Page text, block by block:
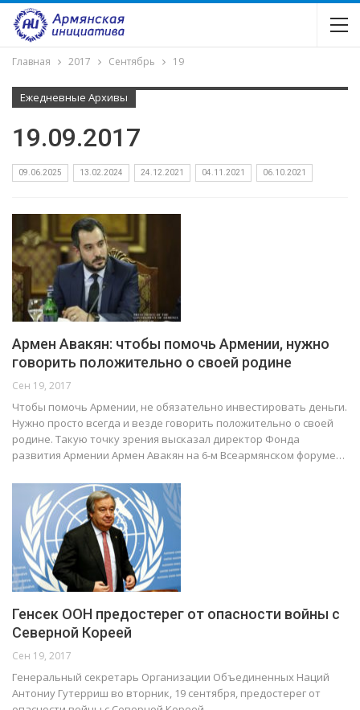
Главная 2017 Сентябрь 19
Ежедневные Архивы
19.09.2017
09.06.2025 13.02.2024 24.12.2021 04.11.2021 06.10.2021
Армен Авакян: чтобы помочь Армении, нужно
говорить положительно о своей родине
Сен 19, 2017
Чтобы помочь Армении, не обязательно инвестировать деньги.
Нужно просто всегда и везде говорить положительно о своей
родине. Такую точку зрения высказал директор Фонда
развития Армении Армен Авакян на 6-м Всеармянском форуме…
Генсек ООН предостерег от опасности войны с
Северной Кореей
Сен 19, 2017
Генеральный секретарь Организации Объединенных Наций
Антониу Гутерриш во вторник, 19 сентября, предостерег от